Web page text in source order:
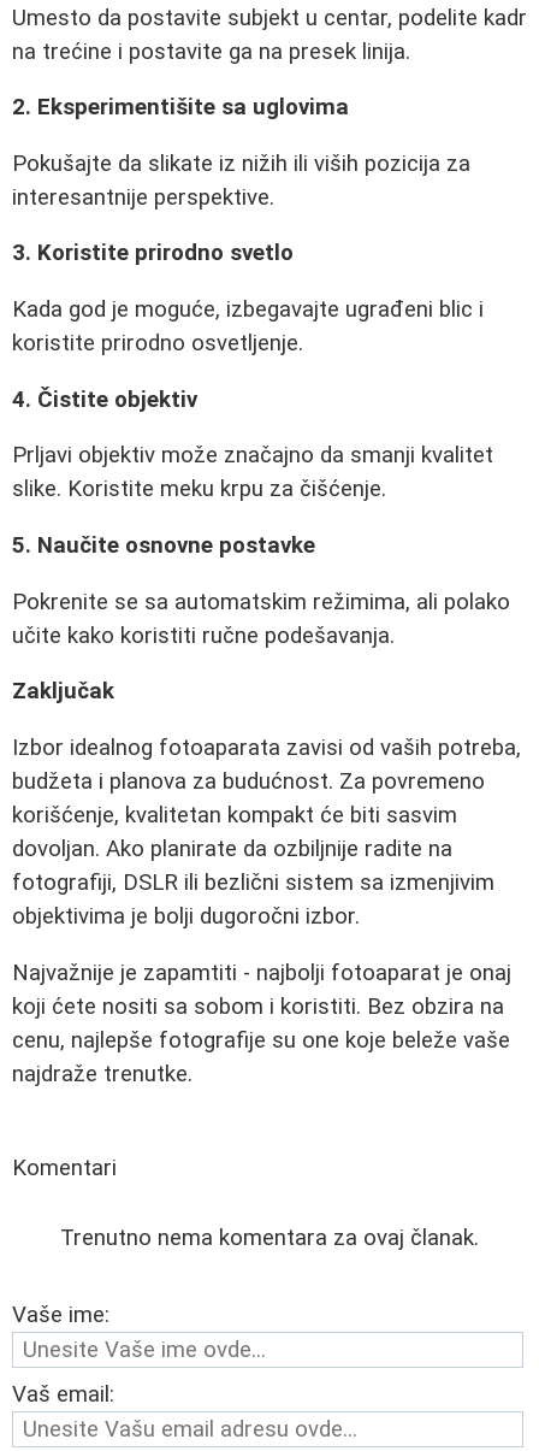
Umesto da postavite subjekt u centar, podelite kadr
na trećine i postavite ga na presek linija.
2. Eksperimentišite sa uglovima
Pokušajte da slikate iz nižih ili viših pozicija za
interesantnije perspektive.
3. Koristite prirodno svetlo
Kada god je moguće, izbegavajte ugrađeni blic i
koristite prirodno osvetljenje.
4. Čistite objektiv
Prljavi objektiv može značajno da smanji kvalitet
slike. Koristite meku krpu za čišćenje.
5. Naučite osnovne postavke
Pokrenite se sa automatskim režimima, ali polako
učite kako koristiti ručne podešavanja.
Zaključak
Izbor idealnog fotoaparata zavisi od vaših potreba,
budžeta i planova za budućnost. Za povremeno
korišćenje, kvalitetan kompakt će biti sasvim
dovoljan. Ako planirate da ozbiljnije radite na
fotografiji, DSLR ili bezlični sistem sa izmenjivim
objektivima je bolji dugoročni izbor.
Najvažnije je zapamtiti - najbolji fotoaparat je onaj
koji ćete nositi sa sobom i koristiti. Bez obzira na
cenu, najlepše fotografije su one koje beleže vaše
najdraže trenutke.
Komentari
Trenutno nema komentara za ovaj članak.
Vaše ime:
Vaš email: